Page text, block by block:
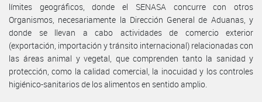
límites geográficos, donde el SENASA concurre con otros
Organismos, necesariamente la Dirección General de Aduanas, y
donde se llevan a cabo actividades de comercio exterior
(exportación, importación y tránsito internacional) relacionadas con
las áreas animal y vegetal, que comprenden tanto la sanidad y
protección, como la calidad comercial, la inocuidad y los controles
higiénico-sanitarios de los alimentos en sentido amplio.